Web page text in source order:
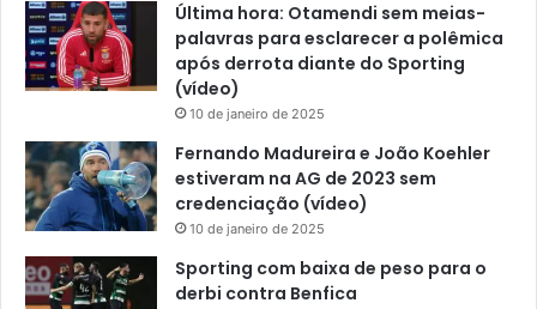
Última hora: Otamendi sem meias-
palavras para esclarecer a polêmica
após derrota diante do Sporting
(vídeo)
10 de janeiro de 2025
Fernando Madureira e João Koehler
estiveram na AG de 2023 sem
credenciação (vídeo)
10 de janeiro de 2025
Sporting com baixa de peso para o
derbi contra Benfica